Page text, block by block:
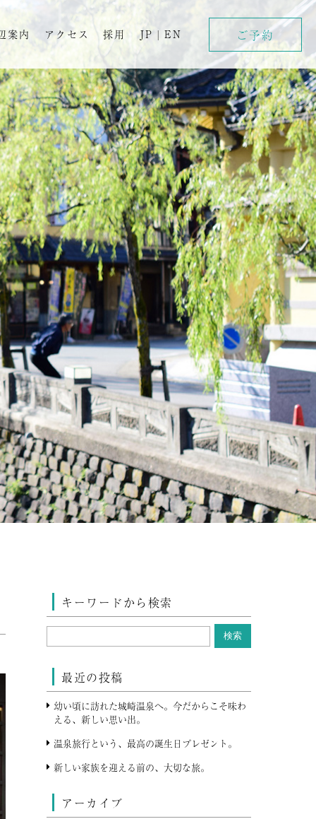
案内 アクセス 採用 JP | EN ご予約
キーワードから検索
最近の投稿
幼い頃に訪れた城崎温泉へ。今だからこそ味わ
える、新しい思い出。
温泉旅行という、最高の誕生日プレゼント。
新しい家族を迎える前の、大切な旅。
アーカイブ